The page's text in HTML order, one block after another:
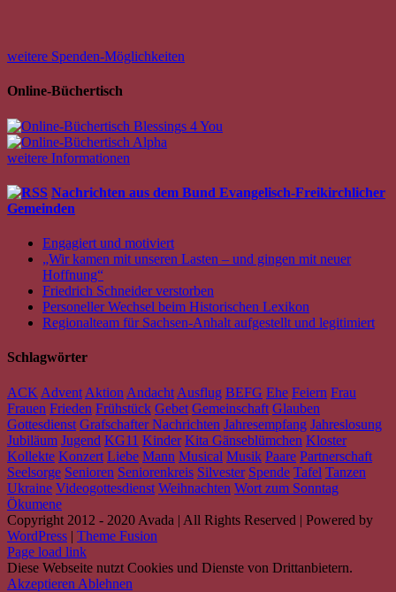
weitere Spenden-Möglichkeiten
Online-Büchertisch
weitere Informationen
Nachrichten aus dem Bund Evangelisch-Freikirchlicher
Gemeinden
Engagiert und motiviert
„Wir kamen mit unseren Lasten – und gingen mit neuer
Hoffnung“
Friedrich Schneider verstorben
Personeller Wechsel beim Historischen Lexikon
Regionalteam für Sachsen-Anhalt aufgestellt und legitimiert
Schlagwörter
ACK Advent Aktion Andacht Ausflug BEFG Ehe Feiern Frau
Frauen Frieden Frühstück Gebet Gemeinschaft Glauben
Gottesdienst Grafschafter Nachrichten Jahresempfang Jahreslosung
Jubiläum Jugend KG11 Kinder Kita Gänseblümchen Kloster
Kollekte Konzert Liebe Mann Musical Musik Paare Partnerschaft
Seelsorge Senioren Seniorenkreis Silvester Spende Tafel Tanzen
Ukraine Videogottesdienst Weihnachten Wort zum Sonntag
Ökumene
Copyright 2012 - 2020 Avada | All Rights Reserved | Powered by
WordPress | Theme Fusion
Facebook
Instagram
YouTube
Spotify
E-
Mail
PayPal
Page load link
Diese Webseite nutzt Cookies und Dienste von Drittanbietern.
Akzeptieren Ablehnen